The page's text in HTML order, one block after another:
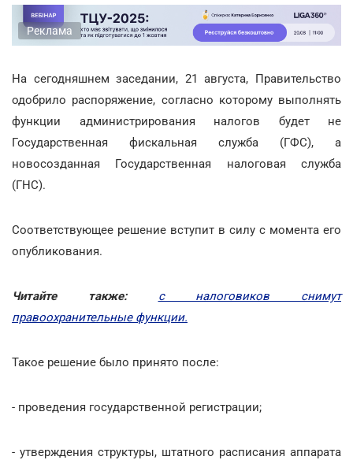
Реклама
На сегодняшнем заседании, 21 августа, Правительство
одобрило распоряжение, согласно которому выполнять
функции администрирования налогов будет не
Государственная фискальная служба (ГФС), а
новосозданная Государственная налоговая служба
(ГНС).
Соответствующее решение вступит в силу с момента его
опубликования.
Читайте также:
с налоговиков снимут
правоохранительные функции.
Такое решение было принято после:
- проведения государственной регистрации;
- утверждения структуры, штатного расписания аппарата